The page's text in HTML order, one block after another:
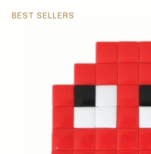
BEST SELLERS